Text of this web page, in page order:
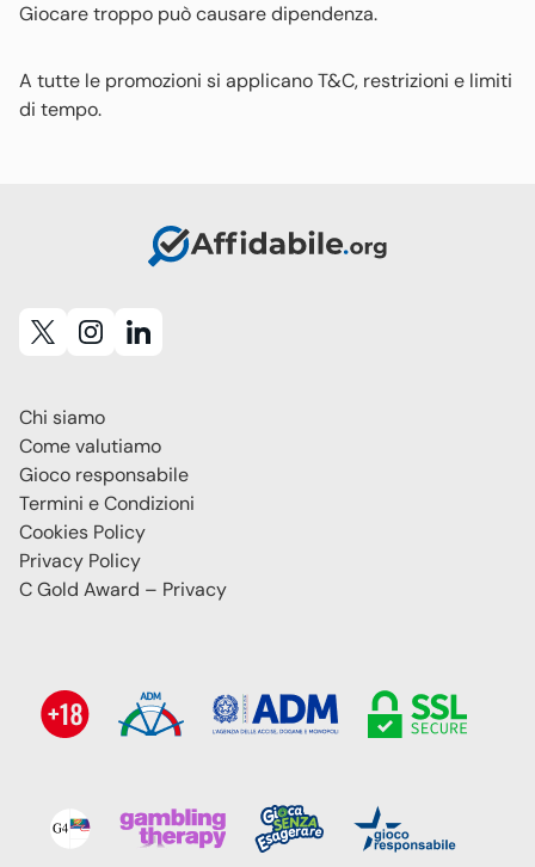
Giocare troppo può causare dipendenza.
A tutte le promozioni si applicano T&C, restrizioni e limiti
di tempo.
Chi siamo
Come valutiamo
Gioco responsabile
Termini e Condizioni
Cookies Policy
Privacy Policy
C Gold Award – Privacy